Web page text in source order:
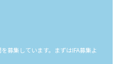
募集しています。まずはIFA募集よ